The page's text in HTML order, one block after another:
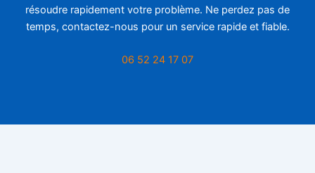
résoudre rapidement votre problème. Ne perdez pas de
temps, contactez-nous pour un service rapide et fiable.
06 52 24 17 07